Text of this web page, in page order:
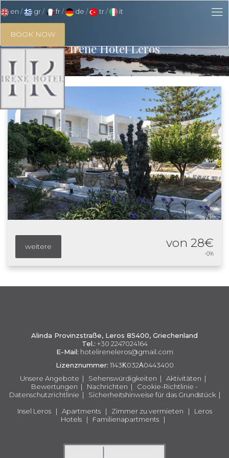
en gr fr de tr it
BOOK NOW
Irene Hotel Leros
weitere von 28€
-0%
Alinda Provinzstraße, Leros 85400, Griechenland
Tel.: +30 2247024164
E-Mail: hotelireneleros@gmail.com
Lizenznummer: 1143Κ032Α0443400
Unsere Angebote | Sehenswürdigkeiten | Aktivitäten |
Bewertungen | Nachrichten | Cookie-Richtlinie -
Datenschutzrichtlinie | Sicherheitshinweise für das Grundstück|
Insel Leros| Apartments| Zimmer zu vermieten | Leros
Hotels | Familienapartments |